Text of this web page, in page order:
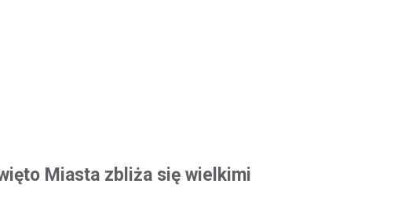
Miasta zbliża się wielkimi